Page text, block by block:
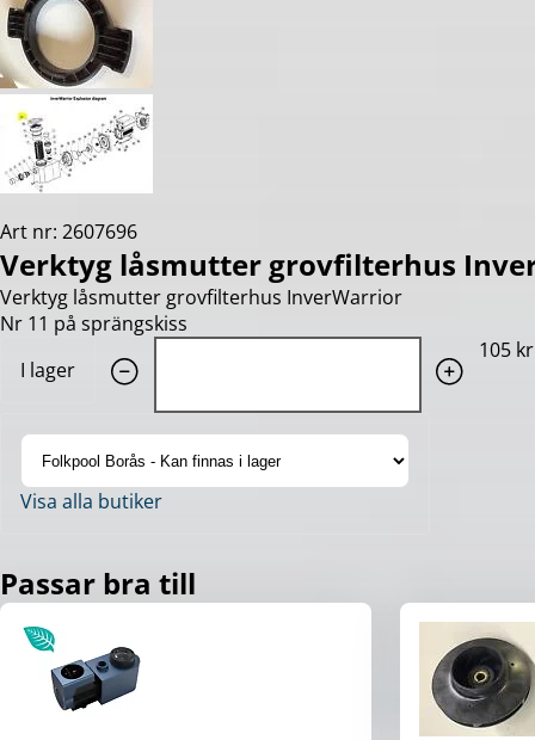
Art nr: 2607696
Verktyg låsmutter grovfilterhus
Verktyg låsmutter grovfilterhus InverWarrior
Nr 11 på sprängskiss
I lager
105 kr
Visa alla butiker
Passar bra till